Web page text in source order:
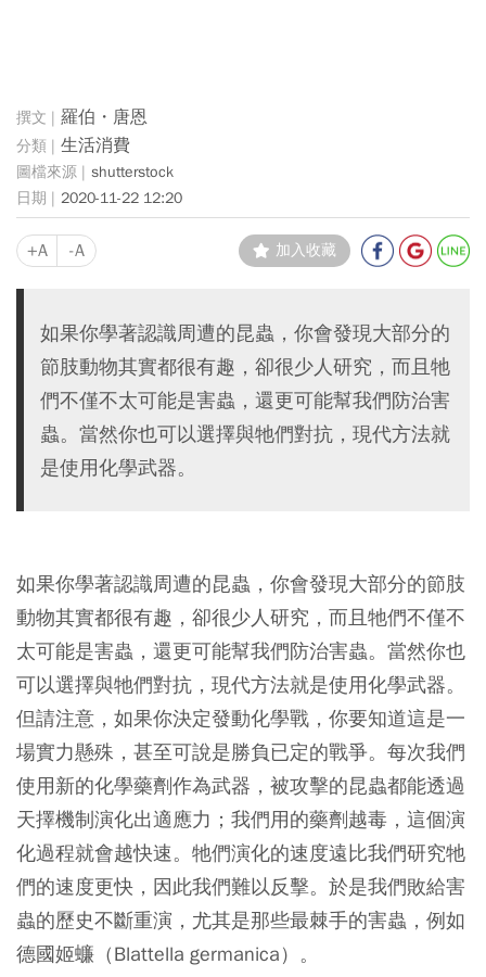
羅伯・唐恩
生活消費
shutterstock
2020-11-22 12:20
+A -A 加入收藏
如果你學著認識周遭的昆蟲，你會發現大部分的
節肢動物其實都很有趣，卻很少人研究，而且牠
們不僅不太可能是害蟲，還更可能幫我們防治害
蟲。當然你也可以選擇與牠們對抗，現代方法就
是使用化學武器。
如果你學著認識周遭的昆蟲，你會發現大部分的節肢
動物其實都很有趣，卻很少人研究，而且牠們不僅不
太可能是害蟲，還更可能幫我們防治害蟲。當然你也
可以選擇與牠們對抗，現代方法就是使用化學武器。
但請注意，如果你決定發動化學戰，你要知道這是一
場實力懸殊，甚至可說是勝負已定的戰爭。每次我們
使用新的化學藥劑作為武器，被攻擊的昆蟲都能透過
天擇機制演化出適應力；我們用的藥劑越毒，這個演
化過程就會越快速。牠們演化的速度遠比我們研究牠
們的速度更快，因此我們難以反擊。於是我們敗給害
蟲的歷史不斷重演，尤其是那些最棘手的害蟲，例如
德國姬蠊（Blattella germanica）。